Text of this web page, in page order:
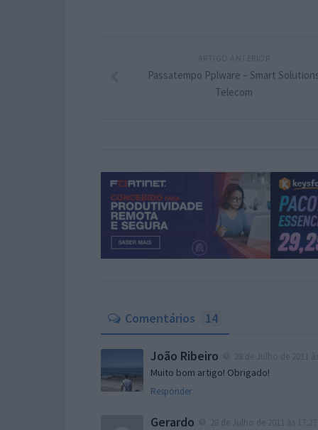
Passatempo Pplware – Smart
Telecom
Comentários 14
João Ribeiro
Muito bom artigo! Obrigado!
Responder
Gerardo